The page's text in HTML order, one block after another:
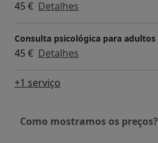
45 € Detalhes
Consulta psicológica para adultos
45 € Detalhes
+1 serviço
Como mostramos os preços?